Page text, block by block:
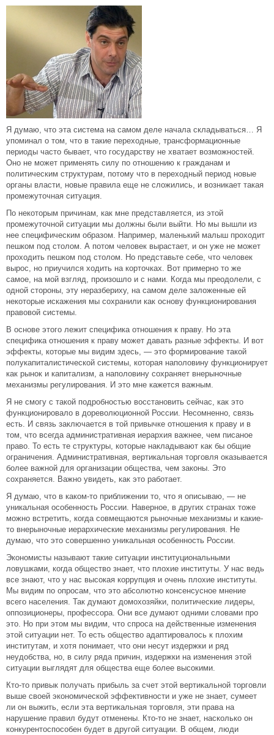
Я думаю, что эта система на самом деле начала складываться… Я
упоминал о том, что в такие переходные, трансформационные
периоды часто бывает, что государству не хватает возможностей.
Оно не может применять силу по отношению к гражданам и
политическим структурам, потому что в переходный период новые
органы власти, новые правила еще не сложились, и возникает такая
промежуточная ситуация.
По некоторым причинам, как мне представляется, из этой
промежуточной ситуации мы должны были выйти. Но мы вышли из
нее специфическим образом. Например, маленький малыш проходит
пешком под столом. А потом человек вырастает, и он уже не может
проходить пешком под столом. Но представьте себе, что человек
вырос, но приучился ходить на корточках. Вот примерно то же
самое, на мой взгляд, произошло и с нами. Когда мы преодолели, с
одной стороны, эту неразбериху, на самом деле заложенные ей
некоторые искажения мы сохранили как основу функционирования
правовой системы.
В основе этого лежит специфика отношения к праву. Но эта
специфика отношения к праву может давать разные эффекты. И вот
эффекты, которые мы видим здесь, — это формирование такой
полукапиталистической системы, которая наполовину функционирует
как рынок и капитализм, а наполовину сохраняет внерыночные
механизмы регулирования. И это мне кажется важным.
Я не смогу с такой подробностью восстановить сейчас, как это
функционировало в дореволюционной России. Несомненно, связь
есть. И связь заключается в той привычке отношения к праву и в
том, что всегда административная иерархия важнее, чем писаное
право. То есть те структуры, которые накладывают как бы общие
ограничения. Административная, вертикальная торговля оказывается
более важной для организации общества, чем законы. Это
сохраняется. Важно увидеть, как это работает.
Я думаю, что в каком-то приближении то, что я описываю, — не
уникальная особенность России. Наверное, в других странах тоже
можно встретить, когда совмещаются рыночные механизмы и какие-
то внерыночные иерархические механизмы регулирования. Не
думаю, что это совершенно уникальная особенность России.
Экономисты называют такие ситуации институциональными
ловушками, когда общество знает, что плохие институты. У нас ведь
все знают, что у нас высокая коррупция и очень плохие институты.
Мы видим по опросам, что это абсолютно консенсусное мнение
всего населения. Так думают домохозяйки, политические лидеры,
оппозиционеры, профессора. Они все думают одними словами про
это. Но при этом мы видим, что спроса на действенные изменения
этой ситуации нет. То есть общество адаптировалось к плохим
институтам, и хотя понимает, что они несут издержки и ряд
неудобства, но, в силу ряда причин, издержки на изменения этой
ситуации выглядят для общества еще более высокими.
Кто-то привык получать прибыль за счет этой вертикальной торговли
выше своей экономической эффективности и уже не знает, сумеет
ли он выжить, если эта вертикальная торговля, эти права на
нарушение правил будут отменены. Кто-то не знает, насколько он
конкурентоспособен будет в другой ситуации. В общем, люди